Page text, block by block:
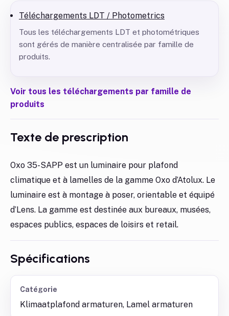
Téléchargements LDT / Photometrics
Tous les téléchargements LDT et photométriques
sont gérés de manière centralisée par famille de
produits.
Voir tous les téléchargements par famille de
produits
Texte de prescription
Oxo 35-SAPP est un luminaire pour plafond
climatique et à lamelles de la gamme Oxo d’Atolux. Le
luminaire est à montage à poser, orientable et équipé
d’Lens. La gamme est destinée aux bureaux, musées,
espaces publics, espaces de loisirs et retail.
Spécifications
Catégorie
Klimaatplafond armaturen, Lamel armaturen